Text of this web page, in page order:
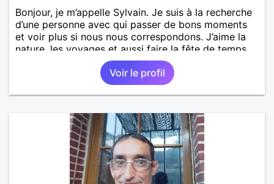
Bonjour, je m’appelle Sylvain. Je suis à la recherche
d’une personne avec qui passer de bons moments
et voir plus si nous nous correspondons. J’aime la
nature, les voyages et aussi faire la fête de temps
en temps ;-)Je suis papa d’un petit garçon de 7 ans
dont je m’occupe en garde alternée. J’aime à peu
près tous les styles de musique. (Oui je suis pas
trop fan de Jul). Je fais du sport pour garder la
pense en tout cas 😂)
Voir le profil